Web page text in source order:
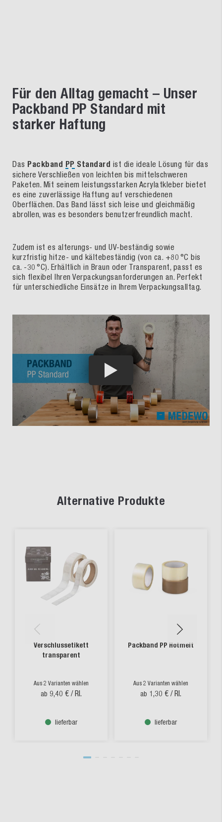
Für den Alltag gemacht – Unser
Packband PP Standard mit
starker Haftung
Das Packband PP Standard ist die ideale Lösung für das
sichere Verschließen von leichten bis mittelschweren
Paketen. Mit seinem leistungsstarken Acrylatkleber bietet
es eine zuverlässige Haftung auf verschiedenen
Oberflächen. Das Band lässt sich leise und gleichmäßig
abrollen, was es besonders benutzerfreundlich macht.
Zudem ist es alterungs- und UV-beständig sowie
kurzfristig hitze- und kältebeständig (von ca. +80 °C bis
ca. -30 °C). Erhältlich in Braun oder Transparent, passt es
sich flexibel Ihren Verpackungsanforderungen an. Perfekt
für unterschiedliche Einsätze in Ihrem Verpackungsalltag.
Alternative Produkte
Verschlussetikett
transparent
Aus 2 Varianten wählen
ab 9,40 € / Rl.
lieferbar
Packband PP Hotmelt
Aus 2 Varianten wählen
ab 1,30 € / Rl.
lieferbar